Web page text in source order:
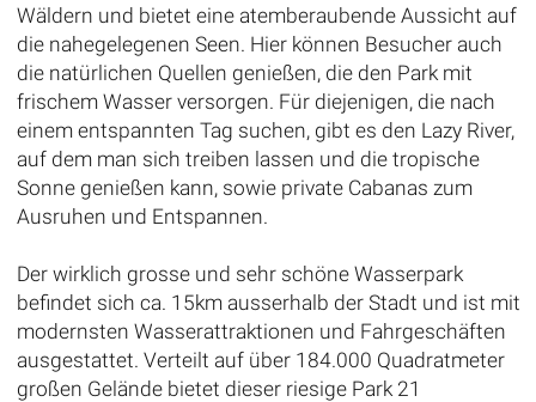
Wäldern und bietet eine atemberaubende Aussicht auf
die nahegelegenen Seen. Hier können Besucher auch
die natürlichen Quellen genießen, die den Park mit
frischem Wasser versorgen. Für diejenigen, die nach
einem entspannten Tag suchen, gibt es den Lazy River,
auf dem man sich treiben lassen und die tropische
Sonne genießen kann, sowie private Cabanas zum
Ausruhen und Entspannen.
Der wirklich grosse und sehr schöne Wasserpark
befindet sich ca. 15km ausserhalb der Stadt und ist mit
modernsten Wasserattraktionen und Fahrgeschäften
ausgestattet. Verteilt auf über 184.000 Quadratmeter
großen Gelände bietet dieser riesige Park 21